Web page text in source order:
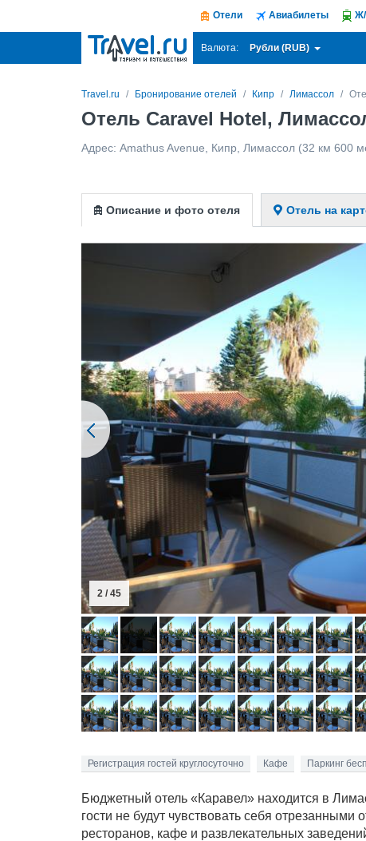
Отели Авиабилеты Ж/
Валюта: Рубли (RUB)
Travel.ru Бронирование отелей Кипр Лимассол
Отель Caravel Hotel,
Адрес: Amathus Avenue Кипр Лимассол (32 км 600
Описание и фото отеля Отель на
2 / 45
Регистрация гостей круглосуточно Кафе Паркинг
Бюджетный отель «Каравел» находится в
гости не будут чувствовать себя
ресторанов, кафе и развлекательных